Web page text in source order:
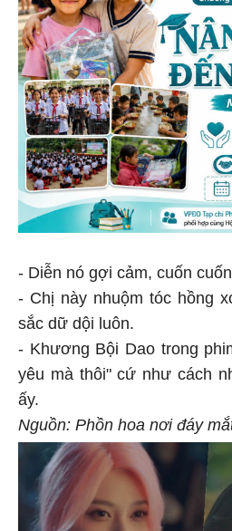
- Diễn nó gợi cảm, cuốn
- Chị này nhuộm tóc hồng
sắc dữ dội luôn.
- Khương Bội Dao trong
yêu mà thôi" cứ như cách
ấy.
Nguồn: Phồn hoa nơi đáy